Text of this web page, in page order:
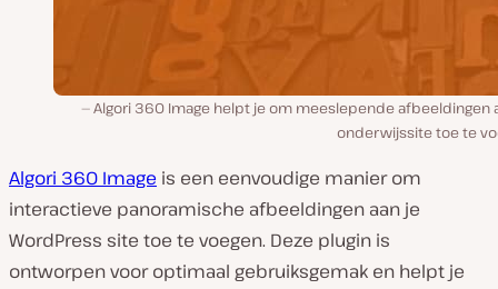
Algori 360 Image helpt je om meeslepende afbeeldingen
onderwijssite toe te
Algori 360 Image is een eenvoudige manier om
interactieve panoramische afbeeldingen aan je
WordPress site toe te voegen. Deze plugin is
ontworpen voor optimaal gebruiksgemak en helpt je